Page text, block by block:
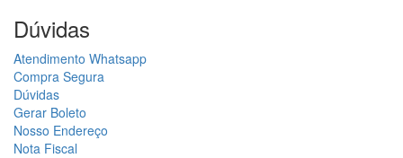
Dúvidas
Atendimento Whatsapp
Compra Segura
Dúvidas
Gerar Boleto
Nosso Endereço
Nota Fiscal